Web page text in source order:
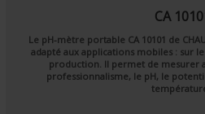
CA
Le pH-mètre portable CA 10101 de
adapté aux applications mobiles : sur
production. Il permet de mesurer
professionnalisme, le pH, le